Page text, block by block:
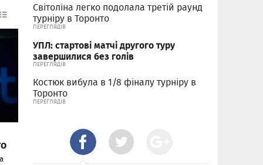
Світоліна легко подолала третій раунд
турніру в Торонто
ПЕРЕГЛЯДІВ
УПЛ: стартові матчі другого туру
завершилися без голів
ПЕРЕГЛЯДІВ
Костюк вибула в 1/8 фіналу турніру в
Торонто
ПЕРЕГЛЯДІВ